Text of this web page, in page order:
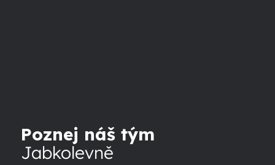
Poznej náš tým
Jabkolevně